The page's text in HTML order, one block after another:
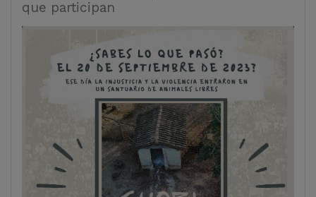
que participan